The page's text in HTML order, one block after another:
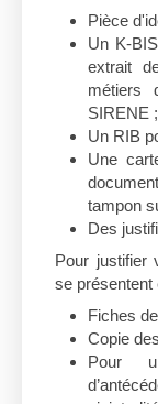
Pièce
Un K-
extrait
métiers
SIRENE ;
Un RIB
Une
tampon
Des
Pour justifier
se présentent
Fiches
Copie
Pour